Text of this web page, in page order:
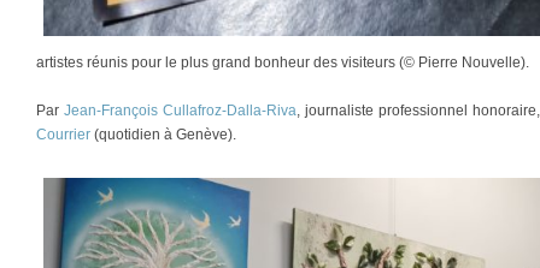
artistes réunis pour le plus grand bonheur des visiteurs (© Pierre Nouvelle).
Par Jean-François Cullafroz-Dalla-Riva, journaliste professionnel
Courrier (quotidien à Genève).